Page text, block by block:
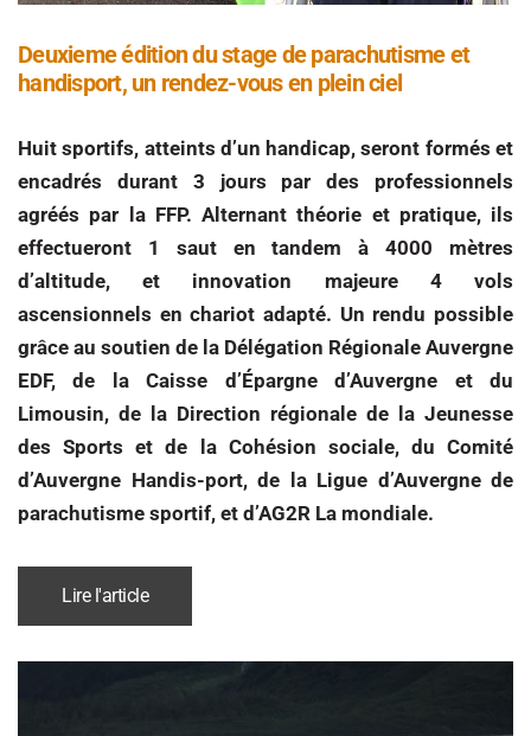
Deuxieme édition du stage de parachutisme et
handisport, un rendez-vous en plein ciel
Huit sportifs, atteints d’un handicap, seront formés et
encadrés durant 3 jours par des professionnels
agréés par la FFP. Alternant théorie et pratique, ils
effectueront 1 saut en tandem à 4000 mètres
d’altitude, et innovation majeure 4 vols
ascensionnels en chariot adapté. Un rendu possible
grâce au soutien de la Délégation Régionale Auvergne
EDF, de la Caisse d’Épargne d’Auvergne et du
Limousin, de la Direction régionale de la Jeunesse
des Sports et de la Cohésion sociale, du Comité
d’Auvergne Handis-port, de la Ligue d’Auvergne de
parachutisme sportif, et d’AG2R La mondiale.
Lire l'article